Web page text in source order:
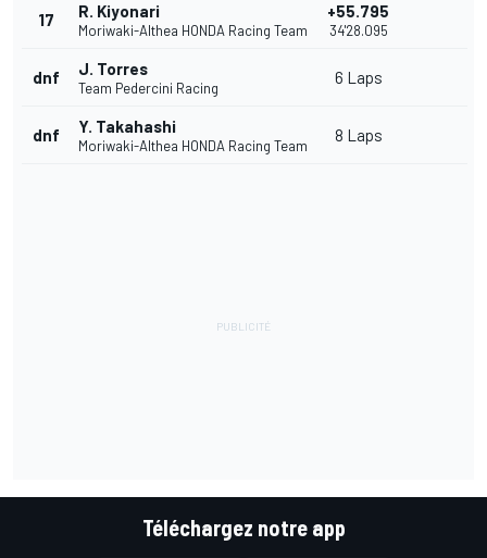
17 R. Kiyonari
Moriwaki-Althea HONDA Racing Team
+55.795
34'28.095
dnf J. Torres
Team Pedercini Racing
6 Laps
dnf Y. Takahashi
Moriwaki-Althea HONDA Racing Team
8 Laps
Téléchargez notre app